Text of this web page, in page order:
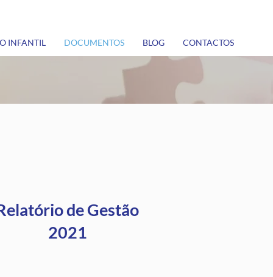
INFANTIL DOCUMENTOS BLOG CONTACTOS
de Gestão
2021